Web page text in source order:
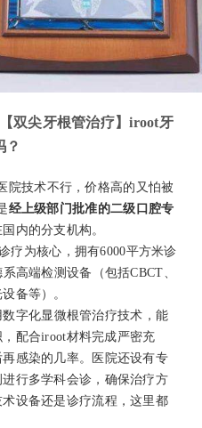
双尖牙根管治疗】iroot牙
？
院技术不行，价格高的又怕被
经上级部门批准的二级口腔专
内的分支机构。
疗为核心，拥有6000平方米诊
高端检测设备（包括CBCT、
备等）。
字化显微根管治疗技术，能
配合iroot材料完成严密充
感染的几率。医院还设有专
行多学科会诊，确保治疗方
设备还是诊疗流程，这里都